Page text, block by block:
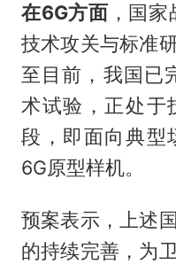
在6G方面 ，国
技术攻关与标准
至目前，我国已
术试验，正处于
段，即面向典型
6G原型样机。
预案表示，上述
的持续完善，为